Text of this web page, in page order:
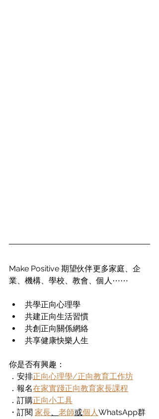
Make Positive 期望伙伴更多家庭、企
業、機構、學校、教會、個人⋯⋯
共學正向心理學
共建正向生活習慣
共創正向關係網絡
共享健康快樂人生
你是否有興趣：
．安排正向心理學/正向教育工作坊
．報名在家實踐正向教育家長課程
．訂購正向小工具
・訂閱 家長、 老師或個人WhatsApp群